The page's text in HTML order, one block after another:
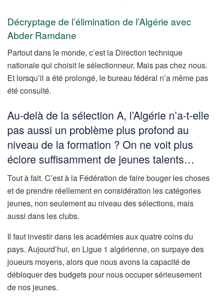
Décryptage de l’élimination de l’Algérie avec
Abder Ramdane
Partout dans le monde, c’est la Direction technique
nationale qui choisit le sélectionneur. Mais pas chez nous.
Et lorsqu’il a été prolongé, le bureau fédéral n’a même pas
été consulté.
Au-delà de la sélection A, l’Algérie n’a-t-elle
pas aussi un problème plus profond au
niveau de la formation ? On ne voit plus
éclore suffisamment de jeunes talents…
Tout à fait. C’est à la Fédération de faire bouger les choses
et de prendre réellement en considération les catégories
jeunes, non seulement au niveau des sélections, mais
aussi dans les clubs.
Il faut investir dans les académies aux quatre coins du
pays. Aujourd’hui, en Ligue 1 algérienne, on surpaye des
joueurs moyens, alors que nous avons la capacité de
débloquer des budgets pour nous occuper sérieusement
de nos jeunes.